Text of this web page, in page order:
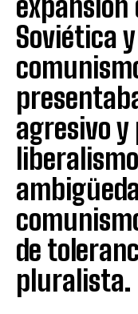
expansión
Soviética
agresivo y
de
pluralista.